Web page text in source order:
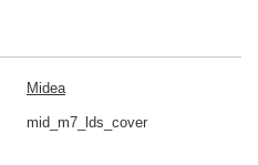
Midea
mid_m7_lds_cover